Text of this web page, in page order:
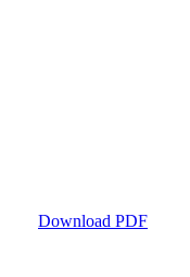
Download PDF